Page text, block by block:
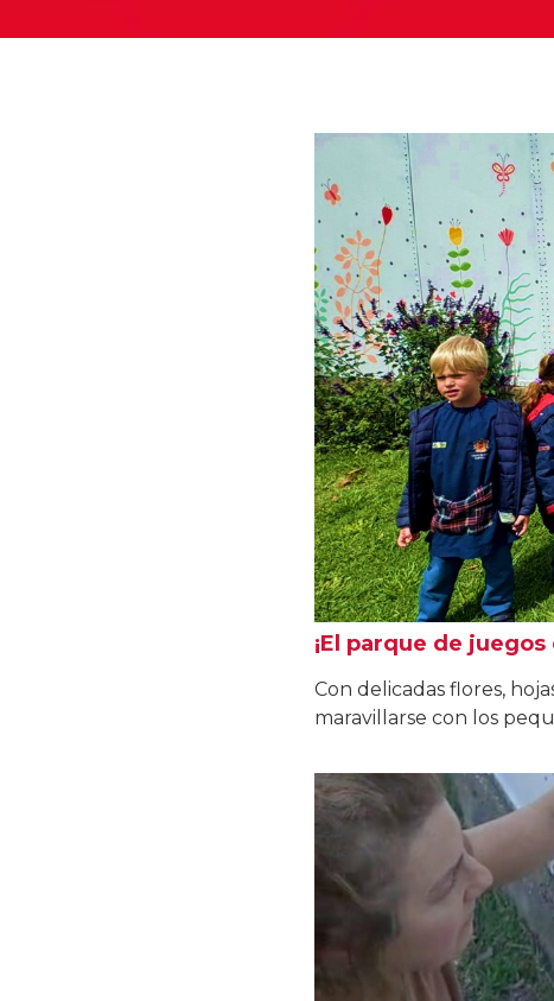
¡El parque de
Con delicadas flores,
maravillarse con los